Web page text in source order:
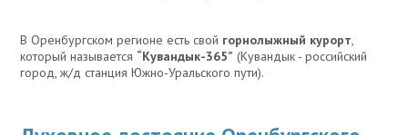
В Оренбургском регионе есть свой горнолыжный курорт,
который называется “Кувандык-365” (Кувандык - российский
город, ж/д станция Южно-Уральского пути).